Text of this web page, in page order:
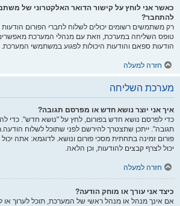
כאשר אני לוחץ על קישור הדואר האלקטרוני של
להתחבר?
רק משתמשים רשומים יכולים לשלוח לחברי הפורום
טופס השליחה במערכת, וזאת עם מנהלי המערכת
הודעות ספאם והודעות היכולות לפגוע במשתמשי המערכת.
חזרה למעלה
מערכת השליחה
איך אני יוצר נושא חדש או מפרסם תגובה?
כדי לפרסם נושא חדש בפורום, לחץ על "נושא חדש". כדי
תגובה". ייתכן שתצטרך להירשם לפני שתוכל לשלוח
פורום זמינה בתחתית מסכי פורום ונושא. לדוגמא: אתה
יכול לצרף קבצים להודעות, וכן הלאה.
חזרה למעלה
כיצד אני עורך או מוחק הודעה?
אם אינך מנהל או מנהל ראשי של המערכת, תוכל לערוך